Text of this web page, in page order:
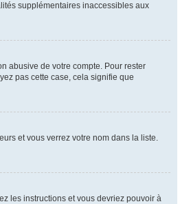
supplémentaires inaccessibles aux
abusive de votre compte. Pour rester
pas cette case, cela signifie que
et vous verrez votre nom dans la liste.
les instructions et vous devriez pouvoir à